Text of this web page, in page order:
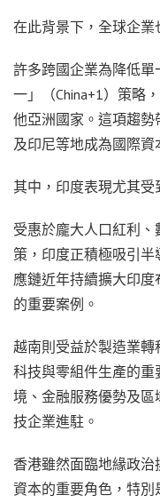
在此背景下，全球企業
許多跨國企業為降低
一」（China+1）策略
他亞洲國家。這項趨
及印尼等地成為國際資
其中，印度表現尤其受
受惠於龐大人口紅利
策，印度正積極吸引
應鏈近年持續擴大印
的重要案例。
越南則受益於製造業
科技與零組件生產的
境、金融服務優勢及
技企業進駐。
香港雖然面臨地緣政
資本的重要角色，特